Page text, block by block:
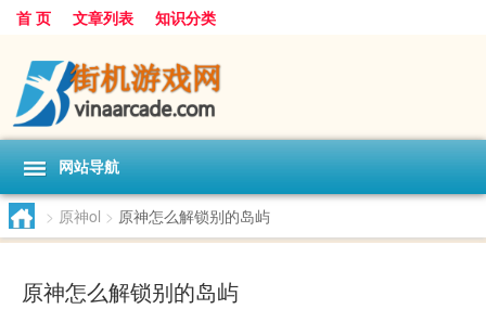
首 页 文章列表 知识分类
网站导航
> 原神ol > 原神怎么解锁别的岛屿
原神怎么解锁别的岛屿